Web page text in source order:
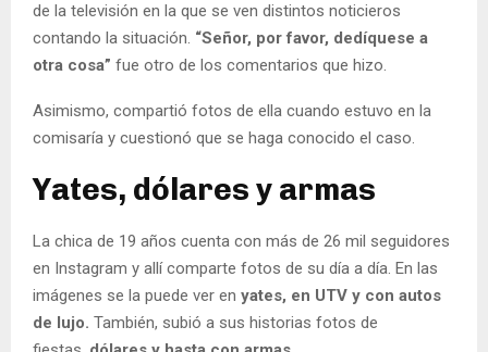
de la televisión en la que se ven distintos noticieros
contando la situación. “Señor, por favor, dedíquese a
otra cosa” fue otro de los comentarios que hizo.
Asimismo, compartió fotos de ella cuando estuvo en la
comisaría y cuestionó que se haga conocido el caso.
Yates, dólares y armas
La chica de 19 años cuenta con más de 26 mil seguidores
en Instagram y allí comparte fotos de su día a día. En las
imágenes se la puede ver en yates, en UTV y con autos
de lujo. También, subió a sus historias fotos de